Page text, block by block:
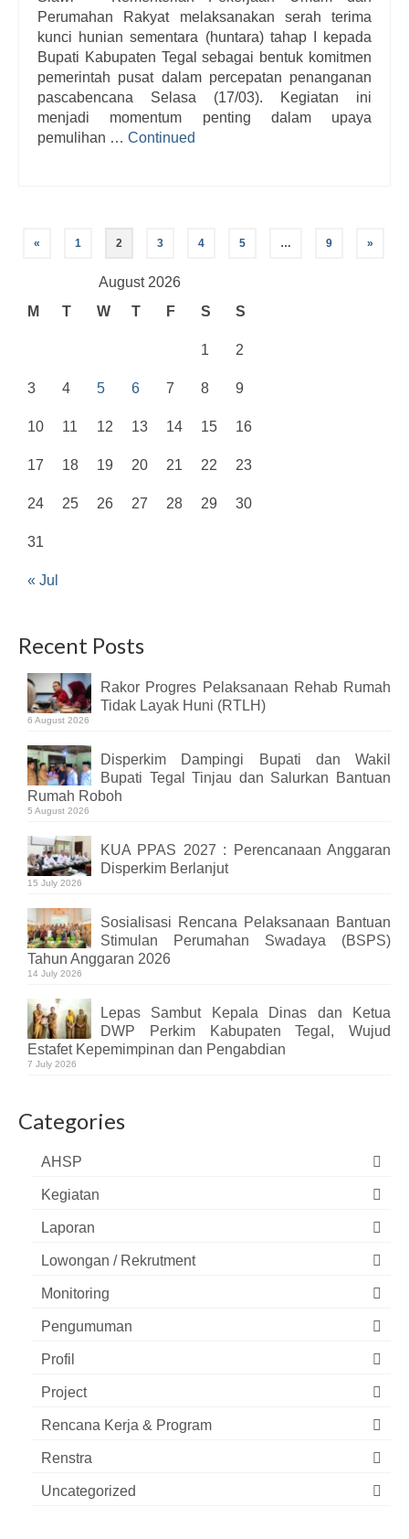
Perumahan Rakyat melaksanakan serah terima
kunci hunian sementara (huntara) tahap I kepada
Bupati Kabupaten Tegal sebagai bentuk komitmen
pemerintah pusat dalam percepatan penanganan
pascabencana Selasa (17/03). Kegiatan ini
menjadi momentum penting dalam upaya
pemulihan … Continued
Posts
navigation
« 1 2 3 4 5 … 9 »
August 2026
M
T W T F S S
« Jul
1 2
3 4 5 6 7 8 9
10 11 12 13 14 15 16
17 18 19 20 21 22 23
24 25 26 27 28 29 30
31
Recent Posts
Rakor Progres Pelaksanaan Rehab Rumah
Tidak Layak Huni (RTLH)
6 August 2026
Disperkim Dampingi Bupati dan Wakil
Bupati Tegal Tinjau dan Salurkan Bantuan
Rumah Roboh
5 August 2026
KUA PPAS 2027 : Perencanaan Anggaran
Disperkim Berlanjut
15 July 2026
Sosialisasi Rencana Pelaksanaan Bantuan
Stimulan Perumahan Swadaya (BSPS)
Tahun Anggaran 2026
14 July 2026
Lepas Sambut Kepala Dinas dan Ketua
DWP Perkim Kabupaten Tegal, Wujud
Estafet Kepemimpinan dan Pengabdian
7 July 2026
Categories
AHSP
Kegiatan
Laporan
Lowongan / Rekrutment
Monitoring
Pengumuman
Profil
Project
Rencana Kerja & Program
Renstra
Uncategorized